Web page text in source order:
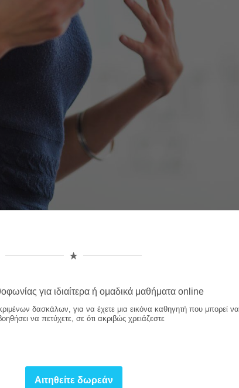
για ιδιαίτερα ή ομαδικά μαθήματα online
δασκάλων, για να έχετε μια εικόνα καθηγητή που μπορεί να
να πετύχετε, σε ότι ακριβώς χρειάζεστε
Αιτηθείτε δωρεάν